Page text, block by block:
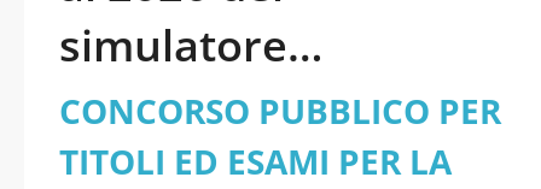
simulatore
CONCORSO
PUBBLICO PER TITOLI
CONCORSO PUBBLICO PER
TITOLI ED ESAMI PER LA